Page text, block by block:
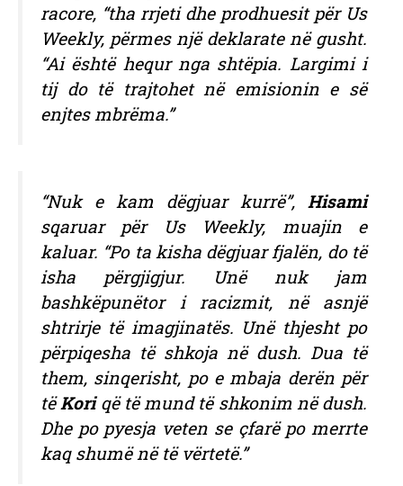
racore, “tha rrjeti dhe prodhuesit për Us
Weekly, përmes një deklarate në gusht.
“Ai është hequr nga shtëpia. Largimi i
tij do të trajtohet në emisionin e së
enjtes mbrëma.”
“Nuk e kam dëgjuar kurrë”, Hisami
sqaruar për Us Weekly, muajin e
kaluar. “Po ta kisha dëgjuar fjalën, do të
isha përgjigjur. Unë nuk jam
bashkëpunëtor i racizmit, në asnjë
shtrirje të imagjinatës. Unë thjesht po
përpiqesha të shkoja në dush. Dua të
them, sinqerisht, po e mbaja derën për
tëKoriqë të mund të shkonim në dush.
Dhe po pyesja veten se çfarë po merrte
kaq shumë në të vërtetë.”